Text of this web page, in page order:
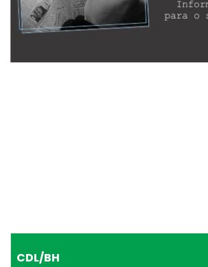
CDL/BH